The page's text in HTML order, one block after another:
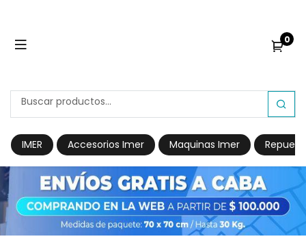
0
IMER Accesorios Imer Maquinas Imer